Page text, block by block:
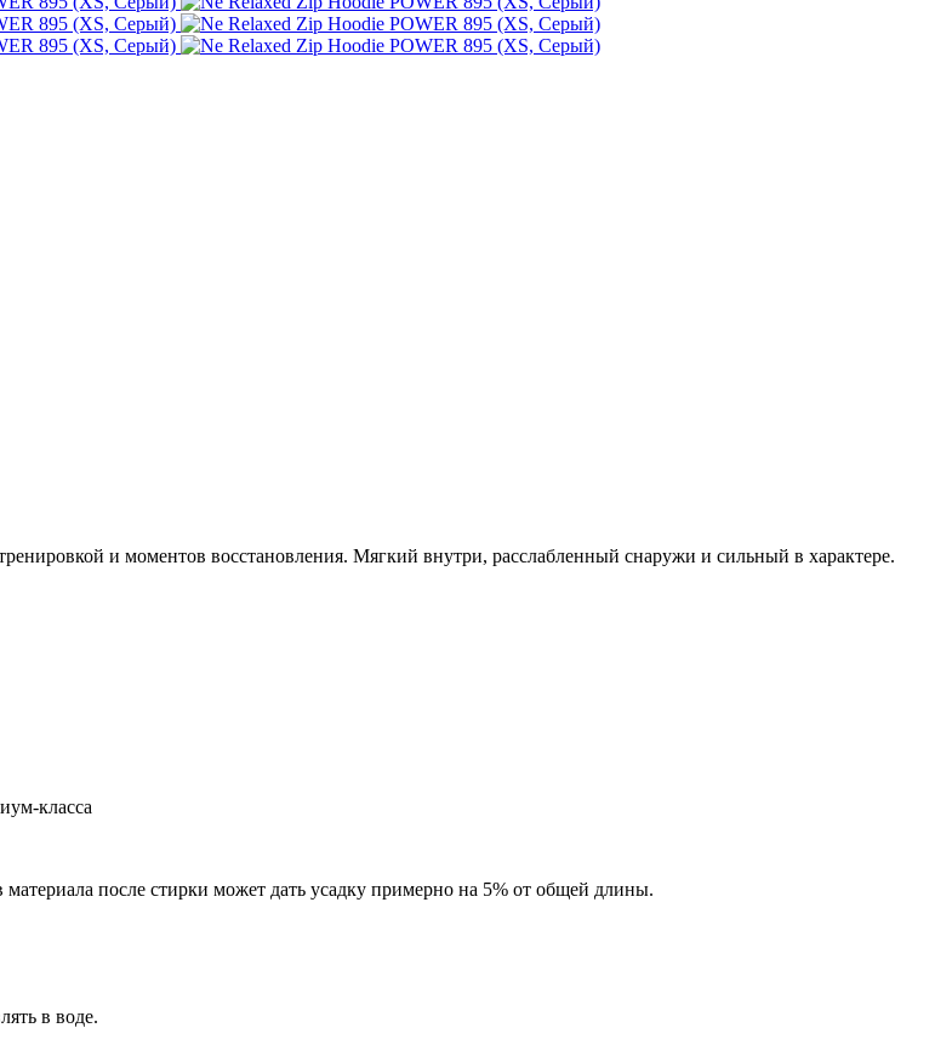
и моментов восстановления. Мягкий внутри, расслабленный снаружи и сильный в характере.
класса
после стирки может дать усадку примерно на 5% от общей длины.
в воде.